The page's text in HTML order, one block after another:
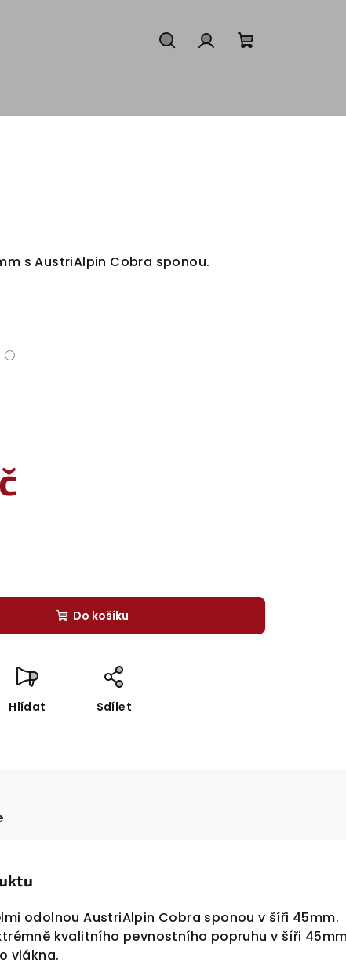
s AustriAlpin Cobra sponou.
Do košíku
Hlídat Sdílet
odolnou AustriAlpin Cobra sponou v šíři 45mm.
kvalitního pevnostního popruhu v šíři
vlákna.